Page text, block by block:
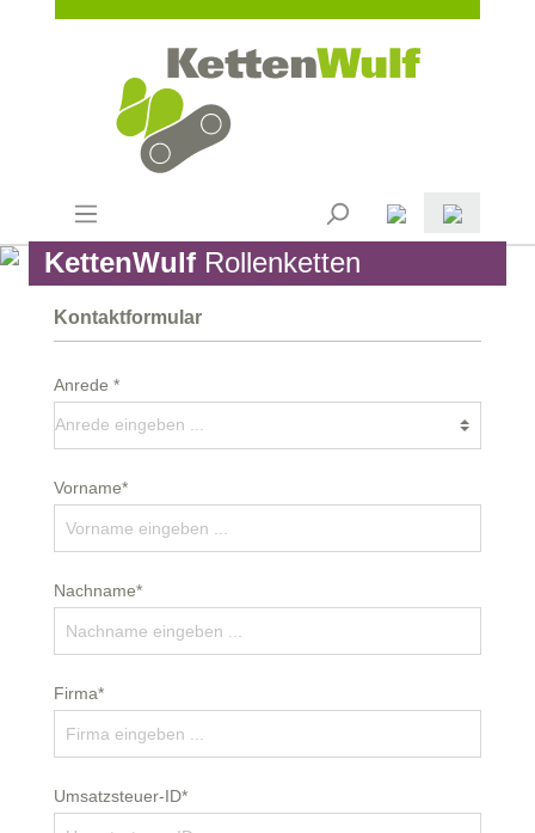
KettenWulfRollenketten
Kontaktformular
Anrede *
Vorname*
Nachname*
Firma*
Umsatzsteuer-ID*